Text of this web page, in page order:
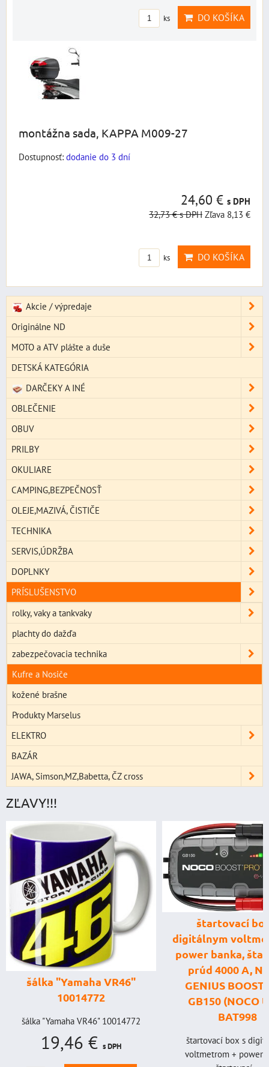
ks DO KOŠÍKA
montážna sada, KAPPA M009-27
Dostupnosť: dodanie do 3 dní
24,60 € s DPH
32,73 €s DPH Zľava 8,13 €
ks DO KOŠÍKA
Akcie / výpredaje
Originálne ND
MOTO a ATV plášte a duše
DETSKÁ KATEGÓRIA
DARČEKY A INÉ
OBLEČENIE
OBUV
PRILBY
OKULIARE
CAMPING,BEZPEČNOSŤ
OLEJE,MAZIVÁ, ČISTIČE
TECHNIKA
SERVIS,ÚDRŽBA
DOPLNKY
PRÍSLUŠENSTVO
rolky, vaky a tankvaky
plachty do dažďa
zabezpečovacia technika
Kufre a Nosiče
kožené brašne
Produkty Marselus
ELEKTRO
BAZÁR
JAWA, Simson,MZ,Babetta, ČZ cross
ZĽAVY!!!
šálka "Yamaha VR46"
10014772
šálka "Yamaha VR46" 10014772
19,46 € s DPH
štartovací
digitálnym
power banka,
prúd 4000 A,
GENIUS BOOST
GB150 (NOCO
BAT998
štartovací box s
voltmetrom + power